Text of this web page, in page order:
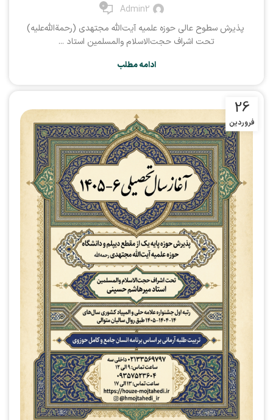
Admin2
0
پذیرش سطوح عالی حوزه علمیه آیت‌الله مجتهدی (رحمة‌الله‌علیه)
تحت اشراف حجت‌الاسلام والمسلمین استاد ...
ادامه مطلب
26
فروردین